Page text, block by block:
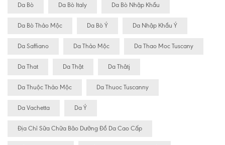
Da Bò Da Bò Italy Da Bò Nhập Khẩu
Da Bò Thảo Mộc Da Bò Ý Da Nhập Khẩu Ý
Da Saffiano Da Thảo Mộc Da Thao Moc Tuscany
Da That Da Thật Da Thâtj
Da Thuộc Thảo Mộc Da Thuoc Tuscanny
Da Vachetta Da Ý
Địa Chỉ Sữa Chữa Bão Dưỡng Đồ Da Cao Cấp